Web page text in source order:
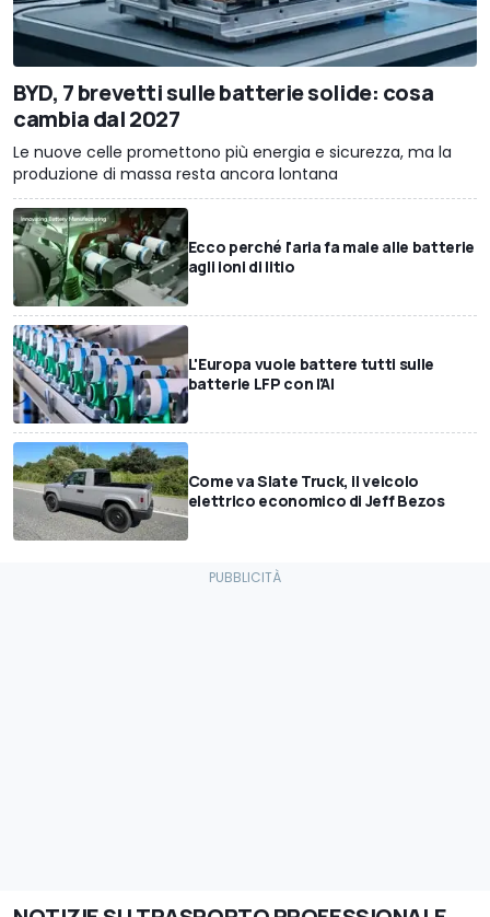
BYD, 7 brevetti sulle batterie solide: cosa
cambia dal 2027
Le nuove celle promettono più energia e sicurezza, ma la
produzione di massa resta ancora lontana
Ecco perché l'aria fa male alle batterie
agli ioni di litio
L'Europa vuole battere tutti sulle
batterie LFP con l'AI
Come va Slate Truck, il veicolo
elettrico economico di Jeff Bezos